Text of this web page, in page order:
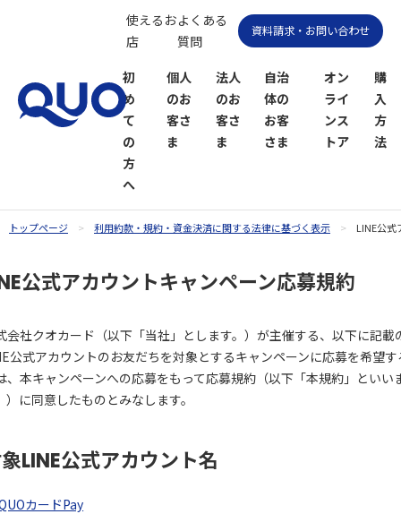
初
め
て
の
方
へ
個人
のお
客さ
ま
法人
のお
客さ
ま
自治
体の
お客
さま
オン
ライ
ンス
トア
ドオンラ
ア
ドPayオン
トア
購
入
方
法
使えるお
店
よくある
質問
資料請求・お問い合わせ
トップページ 利用約款・規約・資金決済に関する法律に基づく表示 LINE公
公式アカウントキャンペーン応募規約
会社クオカード（以下「当社」とします。）が主催する、以下に記載
公式アカウントのお友だちを対象とするキャンペーンに応募を希望す
、本キャンペーンへの応募をもって応募規約（以下「本規約」といい
）に同意したものとみなします。
LINE公式アカウント名
カードPay